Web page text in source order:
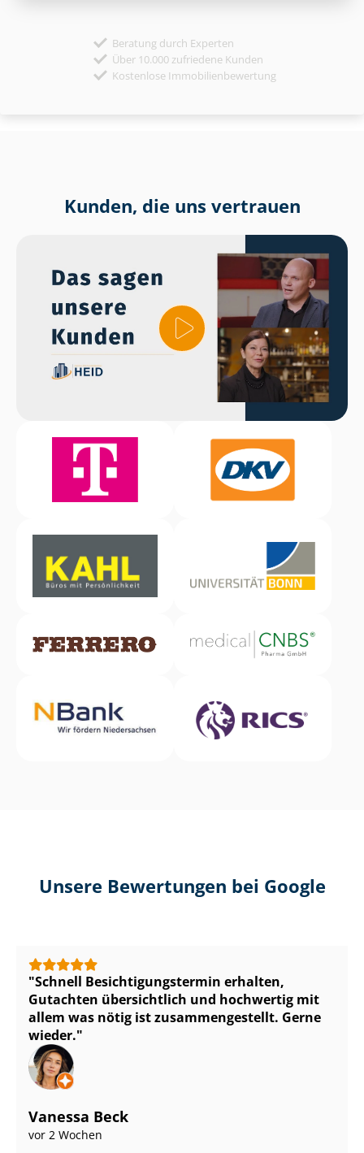
Beratung durch Experten
Über 10.000 zufriedene Kunden
Kostenlose Immobilienbewertung
Kunden, die uns vertrauen
Unsere Bewertungen bei Google
Schnell Be­sich­ti­gungs­ter­min erhalten,
Gutachten übersichtlich und hochwertig mit
allem was nötig ist zu­sam­men­ge­stellt. Gerne
wieder.
Vanessa Beck
vor 2 Wochen